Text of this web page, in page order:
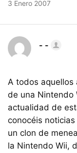
3 Enero 2007
- -
A todos aquellos
de una Nintendo
actualidad de
conocéis
un clon de
la Nintendo Wii,